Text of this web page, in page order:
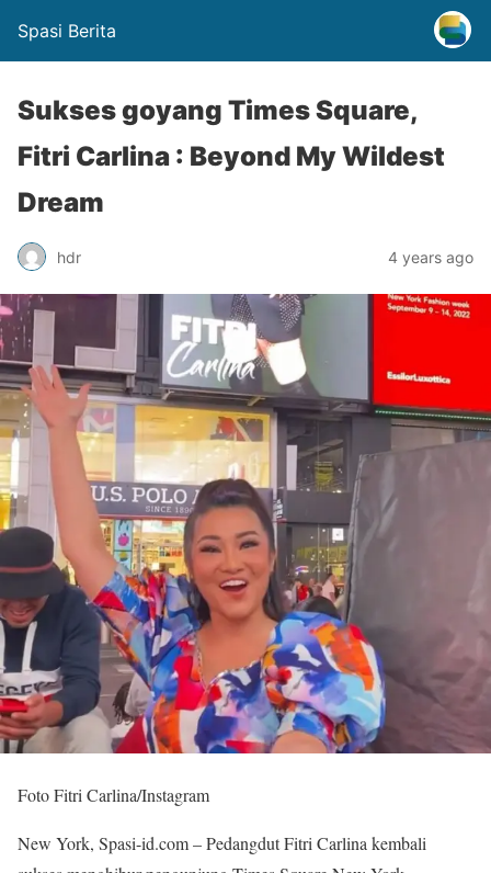
Spasi Berita
Sukses goyang Times Square,
Fitri Carlina : Beyond My Wildest
Dream
hdr 4 years ago
Foto Fitri Carlina/Instagram
New York, Spasi-id.com – Pedangdut Fitri Carlina kembali